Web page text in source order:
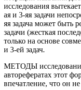
исследования
ая и 3-яя задачи
яя задача может быть
задачи (жесткая
только на основе
и 3-ей задач.
МЕТОДЫ
авторефератах этот
впечатление, что он